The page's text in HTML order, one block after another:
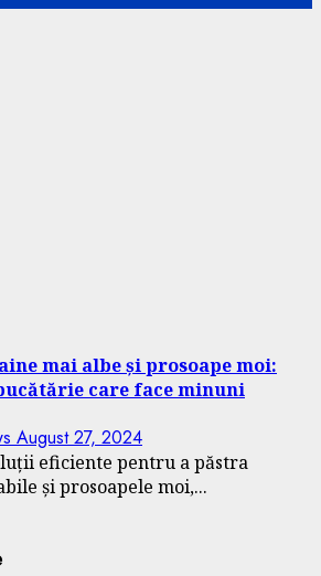
mai albe și prosoape moi:
care face minuni
August 27, 2024
eficiente pentru a păstra
și prosoapele moi,...